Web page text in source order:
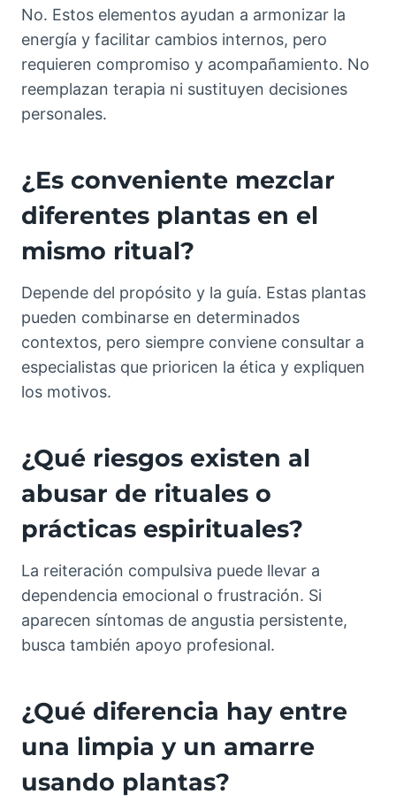
No. Estos elementos ayudan a armonizar la
energía y facilitar cambios internos, pero
requieren compromiso y acompañamiento. No
reemplazan terapia ni sustituyen decisiones
personales.
¿Es conveniente mezclar
diferentes plantas en el
mismo ritual?
Depende del propósito y la guía. Estas plantas
pueden combinarse en determinados
contextos, pero siempre conviene consultar a
especialistas que prioricen la ética y expliquen
los motivos.
¿Qué riesgos existen al
abusar de rituales o
prácticas espirituales?
La reiteración compulsiva puede llevar a
dependencia emocional o frustración. Si
aparecen síntomas de angustia persistente,
busca también apoyo profesional.
¿Qué diferencia hay entre
una limpia y un amarre
usando plantas?